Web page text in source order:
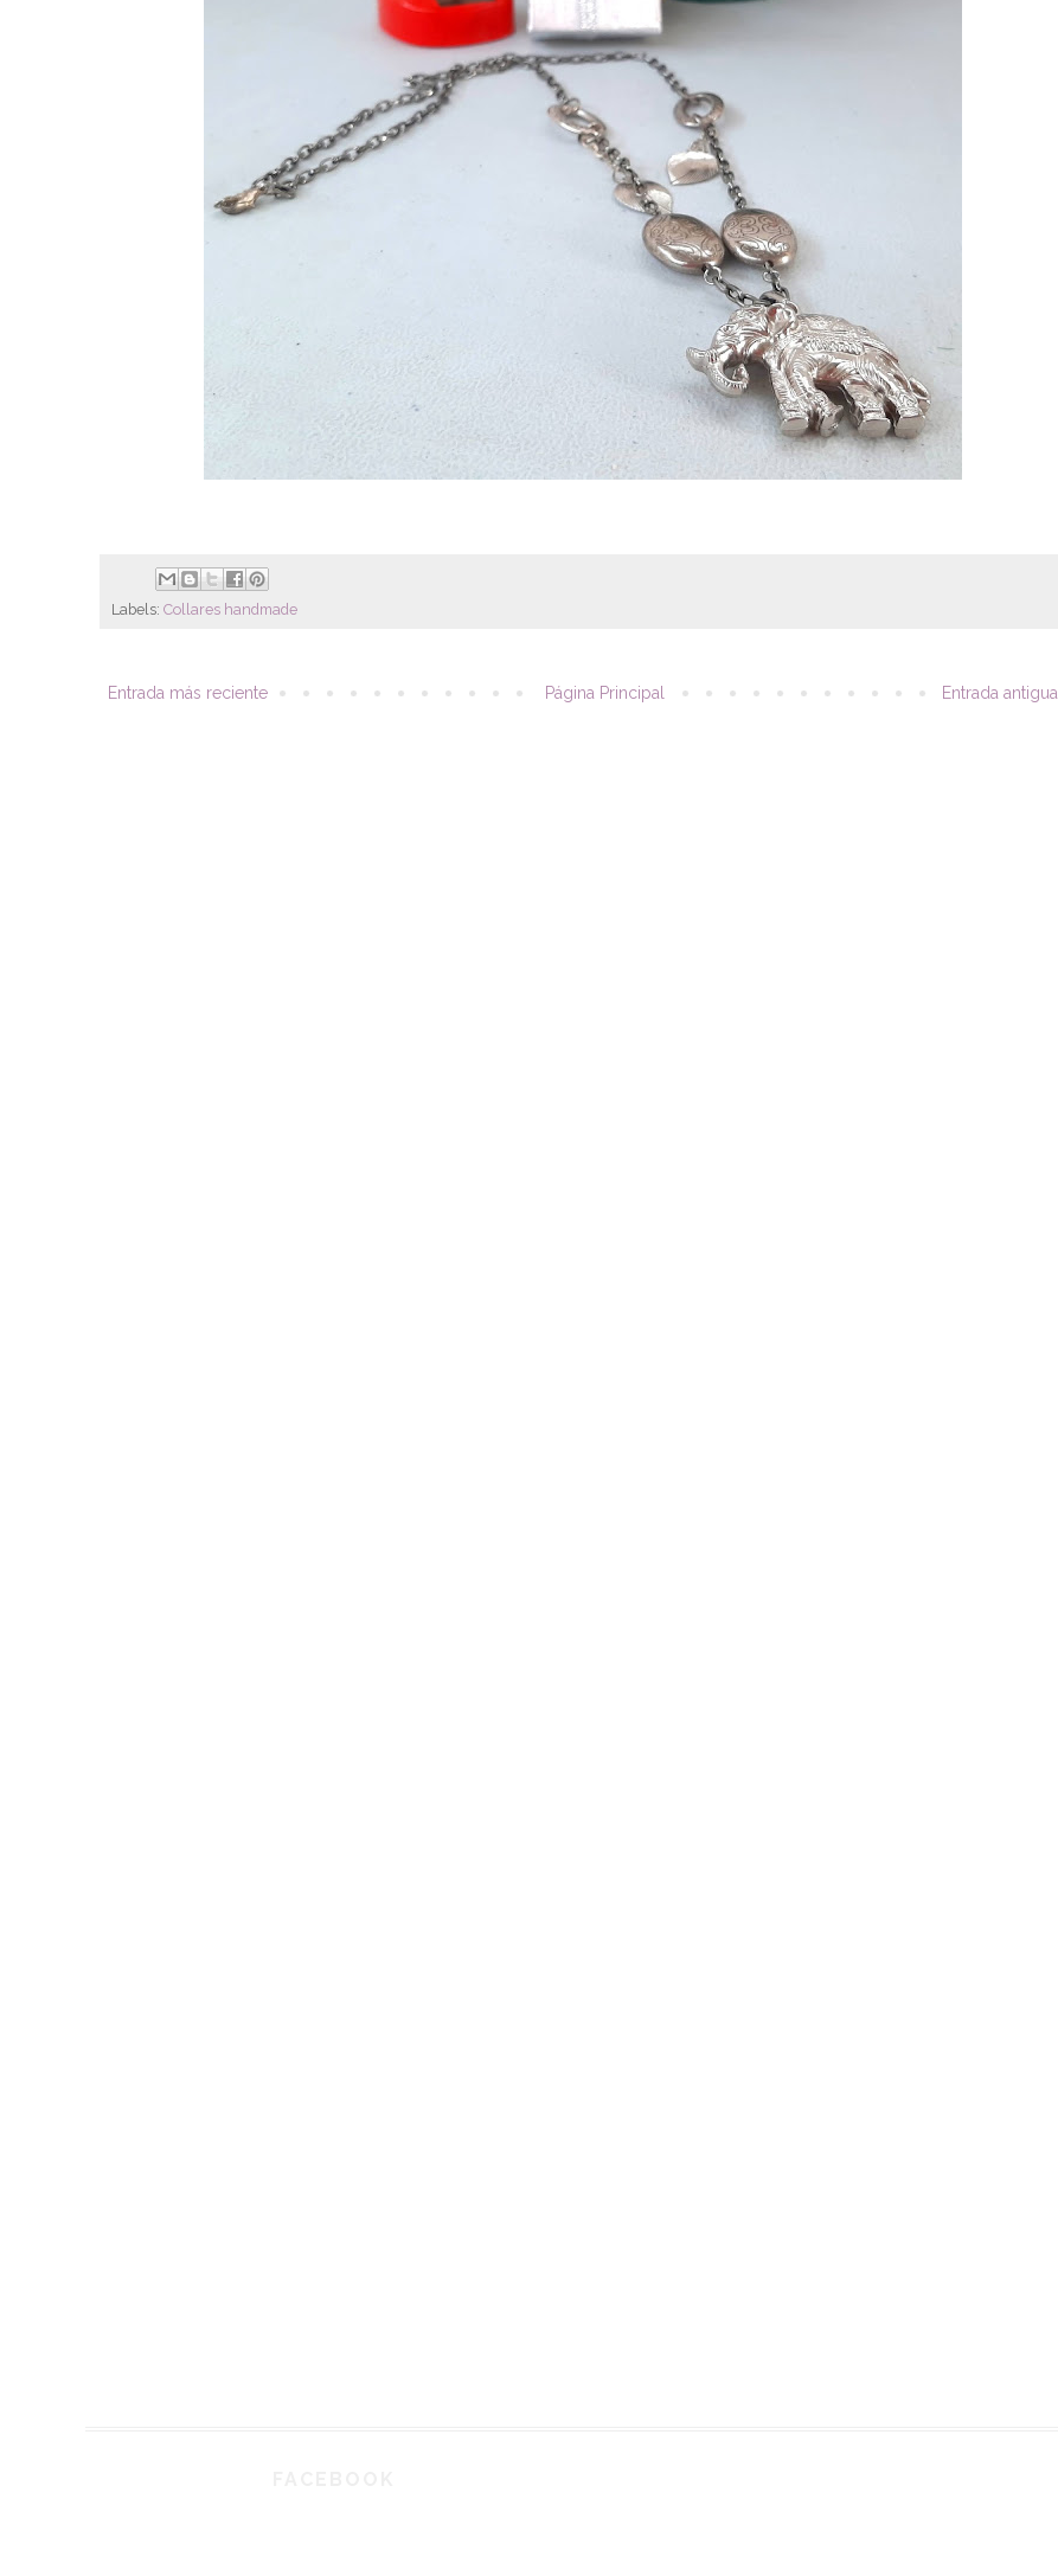
Labels: Collares handmade
Entrada más reciente Entrada antigua
Página Principal